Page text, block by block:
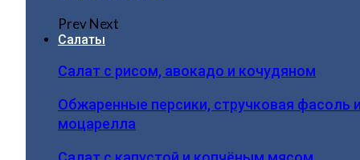
PrevNext
Салаты
Салат с рисом, авокадо и кочудяном
Обжаренные персики, стручковая фасоль
моцарелла